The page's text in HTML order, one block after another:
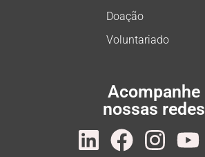
Doação
Voluntariado
Acompanhe
nossas redes